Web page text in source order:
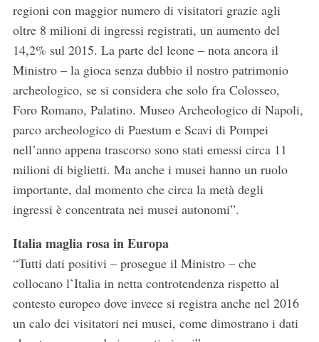
regioni con maggior numero di visitatori grazie agli
oltre 8 milioni di ingressi registrati, un aumento del
14,2% sul 2015. La parte del leone – nota ancora il
Ministro – la gioca senza dubbio il nostro patrimonio
archeologico, se si considera che solo fra Colosseo,
Foro Romano, Palatino. Museo Archeologico di Napoli,
parco archeologico di Paestum e Scavi di Pompei
nell’anno appena trascorso sono stati emessi circa 11
milioni di biglietti. Ma anche i musei hanno un ruolo
importante, dal momento che circa la metà degli
ingressi è concentrata nei musei autonomi”.
Italia maglia rosa in Europa
“Tutti dati positivi – prosegue il Ministro – che
collocano l’Italia in netta controtendenza rispetto al
contesto europeo dove invece si registra anche nel 2016
un calo dei visitatori nei musei, come dimostrano i dati